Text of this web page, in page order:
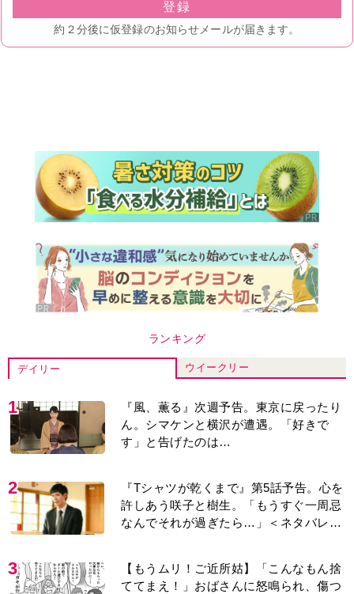
ランキング
デイリー ウイークリー
1
『風、薫る』次週予告。東京に戻ったり
ん。シマケンと横沢が遭遇。「好きで
す」と告げたのは…
2
『Tシャツが乾くまで』第5話予告。心を
許しあう咲子と樹生。「もうすぐ一周忌
なんでそれが過ぎたら…」＜ネタバレあ
3
【もうムリ！ご近所姑】「こんなもん捨
ててまえ！」おばさんに怒鳴られ、傷つ